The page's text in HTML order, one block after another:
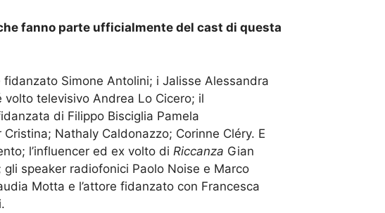
fanno parte ufficialmente del cast di questa
Simone Antolini; i Jalisse Alessandra
volto televisivo Andrea Lo Cicero; il
di Filippo Bisciglia Pamela
Nathaly Caldonazzo; Corinne Cléry. E
l’influencer ed ex volto di Riccanza Gian
speaker radiofonici Paolo Noise e Marco
Motta e l’attore fidanzato con Francesca